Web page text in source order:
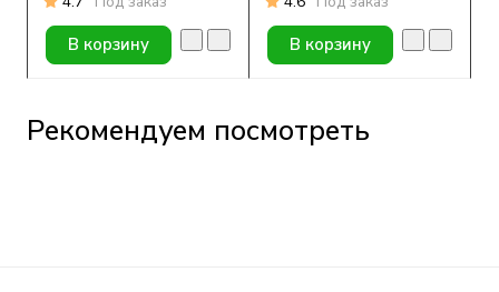
В корзину В корзину
Рекомендуем посмотреть